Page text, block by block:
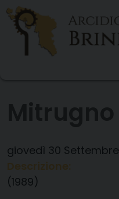
Skip
content
giovedì 30 Settembre
(1989)